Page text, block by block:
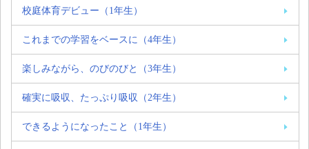
校庭体育デビュー（1年生）
これまでの学習をベースに（4年生）
楽しみながら、のびのびと（3年生）
確実に吸収、たっぷり吸収（2年生）
できるようになったこと（1年生）